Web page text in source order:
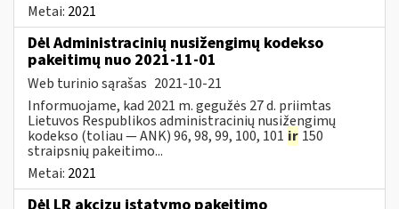
Metai: 2021
Dėl Administracinių nusižengimų kodekso
pakeitimų nuo 2021-11-01
Web turinio sąrašas 2021-10-21
Informuojame, kad 2021 m. gegužės 27 d. priimtas
Lietuvos Respublikos administracinių nusižengimų
kodekso (toliau — ANK) 96, 98, 99, 100, 101 ir 150
straipsnių pakeitimo...
Metai: 2021
Dėl LR akcizų įstatymo pakeitimo